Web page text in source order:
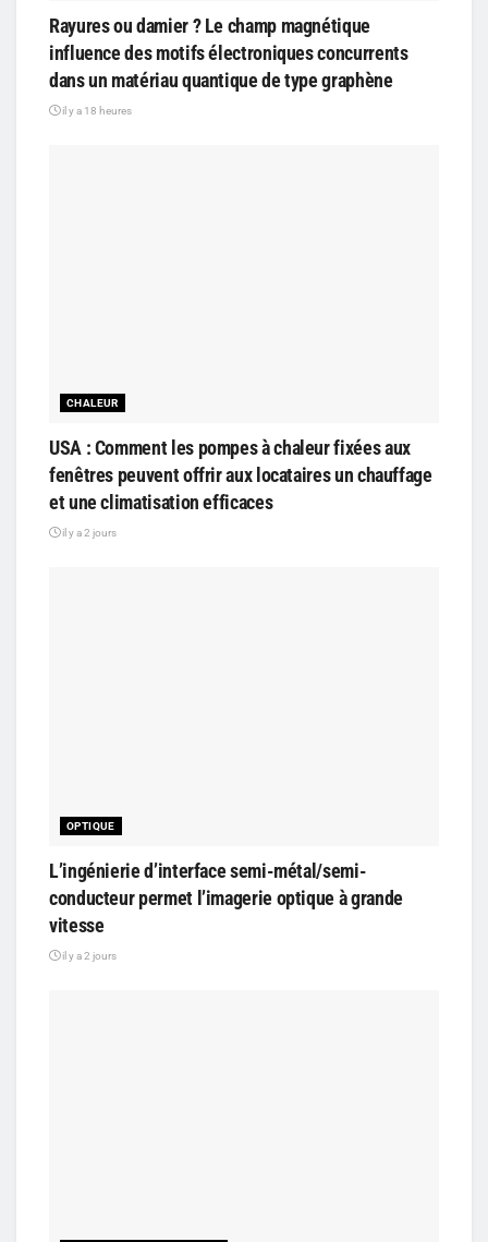
Rayures ou damier ? Le champ magnétique
influence des motifs électroniques concurrents
dans un matériau quantique de type graphène
il y a 18 heures
CHALEUR
USA : Comment les pompes à chaleur fixées aux
fenêtres peuvent offrir aux locataires un chauffage
et une climatisation efficaces
il y a 2 jours
OPTIQUE
L’ingénierie d’interface semi-métal/semi-
conducteur permet l’imagerie optique à grande
vitesse
il y a 2 jours